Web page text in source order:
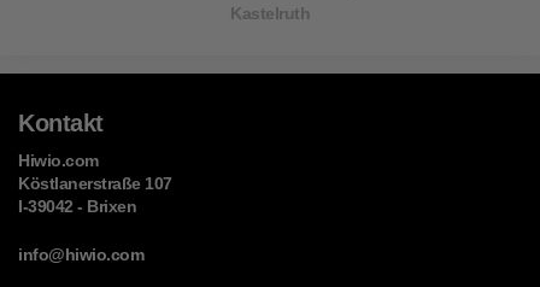
Kastelruth
Kontakt
Hiwio.com
Köstlanerstraße 107
I-39042 - Brixen
info@hiwio.com